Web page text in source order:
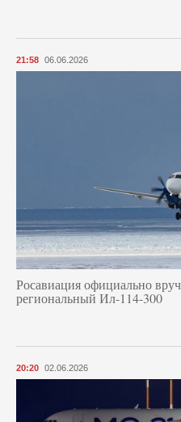
21:58 06.06.2026
Росавиация официально
региональный Ил-114-300
20:20 02.06.2026